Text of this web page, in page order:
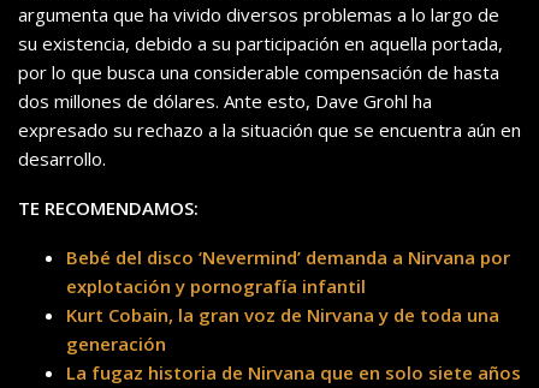
argumenta que ha vivido diversos problemas a lo largo de
su existencia, debido a su participación en aquella portada,
por lo que busca una considerable compensación de hasta
dos millones de dólares. Ante esto, Dave Grohl ha
expresado su rechazo a la situación que se encuentra aún en
desarrollo.
TE RECOMENDAMOS:
Bebé del disco ‘Nevermind’ demanda a Nirvana por
explotación y pornografía infantil
Kurt Cobain, la gran voz de Nirvana y de toda una
generación
La fugaz historia de Nirvana que en solo siete años